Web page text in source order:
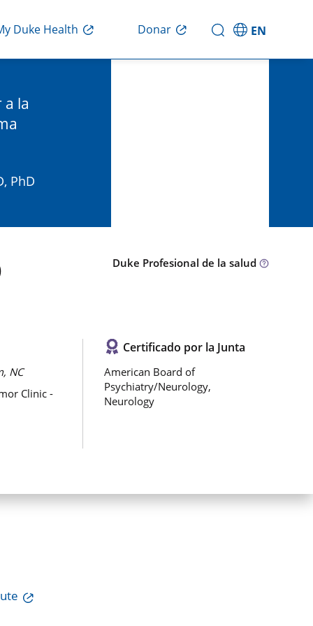
Duke Health Donar EN
la
PhD
Duke Profesional de la salud
NC
Clinic -
Certificado por la Junta
American Board of
Psychiatry/Neurology,
Neurology